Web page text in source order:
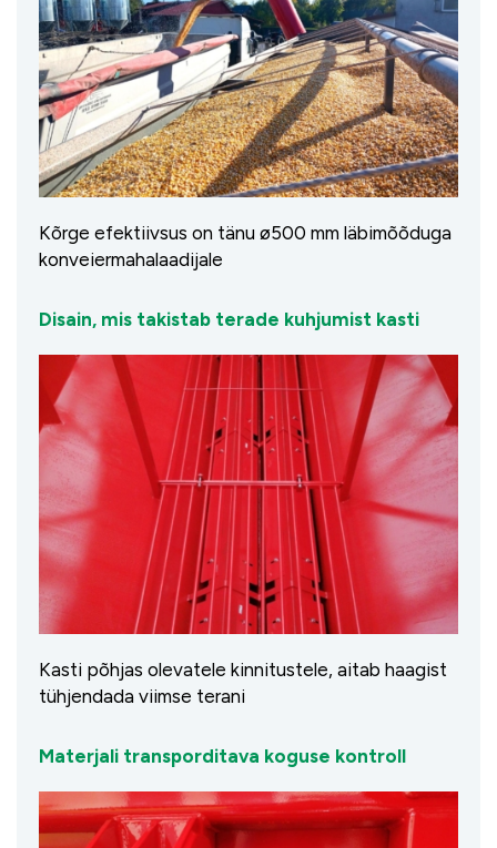
Kõrge efektiivsus on tänu ø500 mm läbimõõduga
konveiermahalaadijale
Disain, mis takistab terade kuhjumist kasti
Kasti põhjas olevatele kinnitustele, aitab haagist
tühjendada viimse terani
Materjali transporditava koguse kontroll